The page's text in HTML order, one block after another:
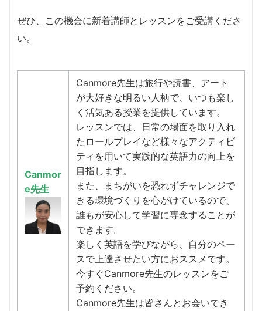
​ぜひ、この機会に新着講師とレッスンをご受講くださ
い。
Canmor
e先生
Canmore先生は旅行や読書、アート
が大好きな明るい人柄で、いつも楽し
く活気ある授業を提供しています。
レッスンでは、日常の場面を取り入れ
たロールプレイなど様々なアクティビ
ティを用いて実践的な英語力の向上を
目指します。
また、まちがいを恐れずチャレンジで
きる環境づくりを心がけているので、
誰もが安心して学習に専念することが
できます。
楽しく英語を学びながら、自分のペー
スで上達させたい方におススメです。
今すぐCanmore先生のレッスンをご
予約ください。
Canmore先生は皆さんとお会いでき